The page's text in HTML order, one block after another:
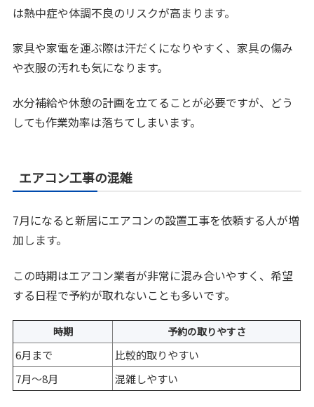
は熱中症や体調不良のリスクが高まります。
家具や家電を運ぶ際は汗だくになりやすく、家具の傷み
や衣服の汚れも気になります。
水分補給や休憩の計画を立てることが必要ですが、どう
しても作業効率は落ちてしまいます。
エアコン工事の混雑
7月になると新居にエアコンの設置工事を依頼する人が増
加します。
この時期はエアコン業者が非常に混み合いやすく、希望
する日程で予約が取れないことも多いです。
時期 予約の取りやすさ
6月まで
比較的取りやすい
7月〜8月
混雑しやすい